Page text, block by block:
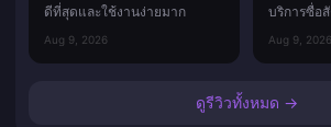
ดีที่สุดและใช้งานง่ายมาก
Aug 9, 2026
บริการซื่อ
Aug 9, 2026
ดูรีวิวทั้งหมด →